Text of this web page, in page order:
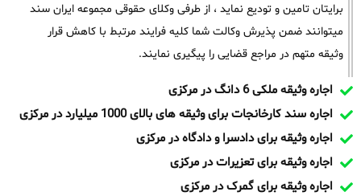
برایتان تامین و تودیع نماید ، از طرفی وکلای حقوقی مجموعه ایران سند
میتوانند ضمن پذیرش وکالت شما کلیه فرایند مرتبط با کاهش قرار
وثیقه متهم در مراجع قضایی را پیگیری نمایند.
اجاره وثیقه ملکی 6 دانگ در مرکزی
اجاره سند کارخانجات برای وثیقه های بالای 1000 میلیارد در مرکزی
اجاره وثیقه برای دادسرا و دادگاه در مرکزی
اجاره وثیقه برای تعزیرات در مرکزی
اجاره وثیقه برای گمرک در مرکزی